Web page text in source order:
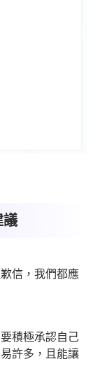
信，我們都應
積極承認自己
許多，且能讓